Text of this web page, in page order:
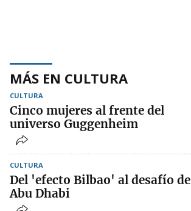
MÁS EN CULTURA
CULTURA
Cinco mujeres al frente del
universo Guggenheim
CULTURA
Del 'efecto Bilbao' al desafío de
Abu Dhabi